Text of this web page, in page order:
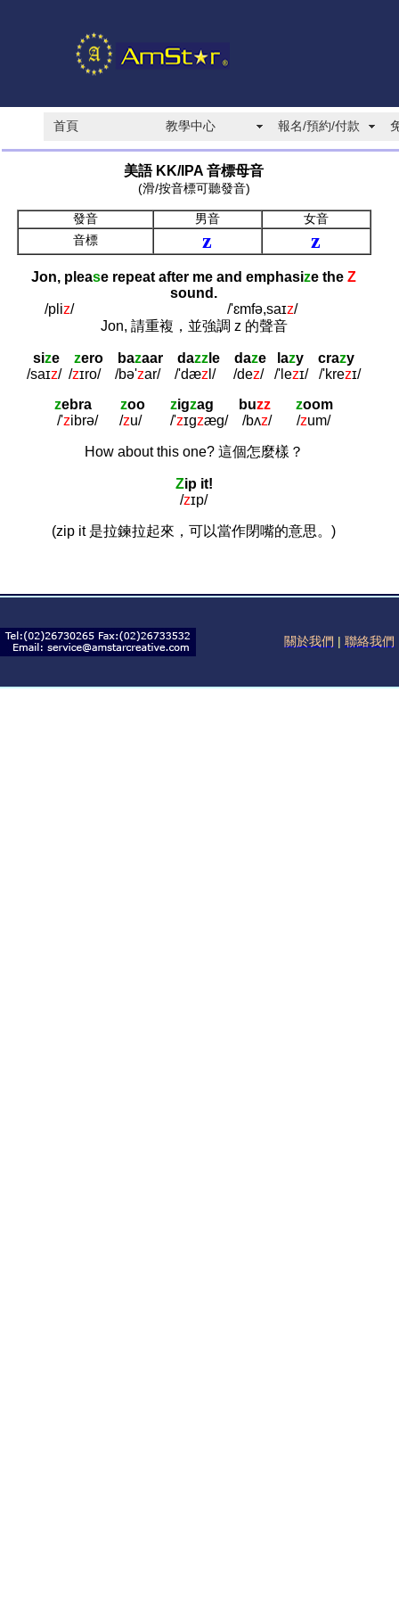
首頁 教學中心 報名/預約/付款
美語 KK/IPA 音標母音
(滑/按音標可聽發音)
發音 男音
女音
音標
z z
Jon, please repeat after me and emphasize the Z
sound.
/pliz/ /'ɛmfə,saɪz/
Jon, 請重複，並強調 z 的聲音
size zero bazaar dazz le daze lazy crazy
/saɪz/ /zɪro/ /bə'zar/ /'dæz l/ /dez/ /'lezɪ/ /'krezɪ/
zebra zoo zigzag buzz zoom
/'zibrə/ /zu/ /'zɪgzæg/ /bʌz/ /zum/
How about this one? 這個怎麼樣？
Zip it!
/zɪp/
(zip it 是拉鍊拉起來，可以當作閉嘴的意思。)
關於我們 | 聯絡我們